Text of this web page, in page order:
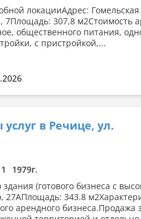
локацииАдрес:
7Площадь: 307,8 м2Стоимость
общественного питания,
с пристройкой,...
в Речице, ул.
1979г.
(готового бизнеса с
27АПлощадь: 343.8
арендного бизнеса.Продажа